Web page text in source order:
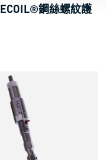
鋼絲螺紋護